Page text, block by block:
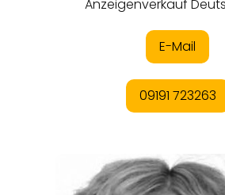
THEMEN
ANGEBOTE